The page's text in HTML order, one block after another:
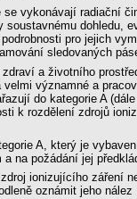
se vykonávají radiační
soustavnému dohledu,
pro jejich
sledovaných
a životního
velmi významné a
do kategorie A
k rozdělení zdrojů
A, který je
na požádání jej
ionizujícího záření
oznámit jeho